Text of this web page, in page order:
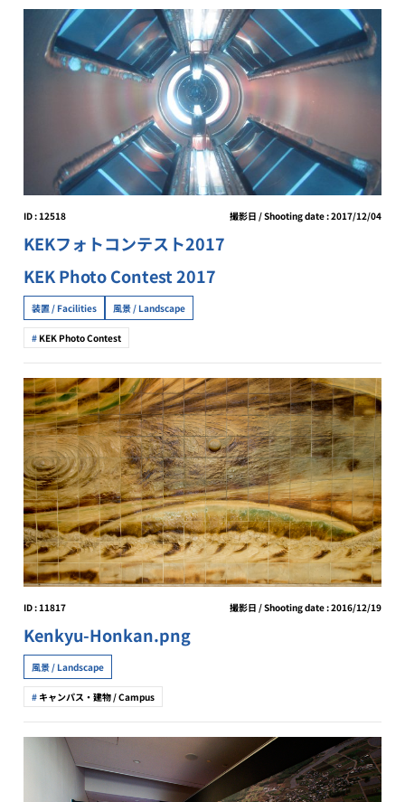
ID : 12518 撮影日 / Shooting date : 2017/12/04
KEKフォトコンテスト2017
KEK Photo Contest 2017
装置 / Facilities 風景 / Landscape
KEK Photo Contest
ID : 11817 撮影日 / Shooting date : 2016/12/19
Kenkyu-Honkan.png
風景 / Landscape
キャンパス・建物 / Campus